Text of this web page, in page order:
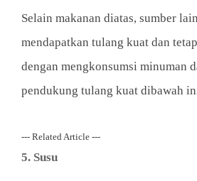
Selain makanan diatas, sumber
mendapatkan tulang kuat dan
dengan mengkonsumsi minuman
pendukung tulang kuat dibawah
--- Related Article ---
5. Susu